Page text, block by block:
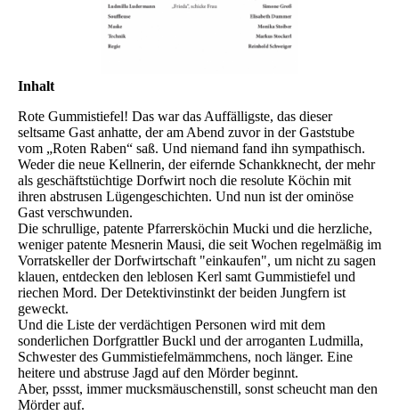
Inhalt
Rote Gummistiefel! Das war das Auffälligste, das dieser
seltsame Gast anhatte, der am Abend zuvor in der Gaststube
vom „Roten Raben“ saß. Und niemand fand ihn sympathisch.
Weder die neue Kellnerin, der eifernde Schankknecht, der mehr
als geschäftstüchtige Dorfwirt noch die resolute Köchin mit
ihren abstrusen Lügengeschichten. Und nun ist der ominöse
Gast verschwunden.
Die schrullige, patente Pfarrersköchin Mucki und die herzliche,
weniger patente Mesnerin Mausi, die seit Wochen regelmäßig im
Vorratskeller der Dorfwirtschaft "einkaufen", um nicht zu sagen
klauen, entdecken den leblosen Kerl samt Gummistiefel und
riechen Mord. Der Detektivinstinkt der beiden Jungfern ist
geweckt.
Und die Liste der verdächtigen Personen wird mit dem
sonderlichen Dorfgrattler Buckl und der arroganten Ludmilla,
Schwester des Gummistiefelmämmchens, noch länger. Eine
heitere und abstruse Jagd auf den Mörder beginnt.
Aber, pssst, immer mucksmäuschenstill, sonst scheucht man den
Mörder auf.